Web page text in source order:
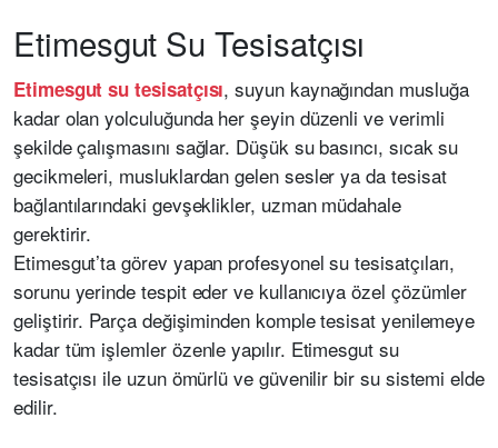
Etimesgut Su Tesisatçısı
Etimesgut su tesisatçısı, suyun kaynağından musluğa
kadar olan yolculuğunda her şeyin düzenli ve verimli
şekilde çalışmasını sağlar. Düşük su basıncı, sıcak su
gecikmeleri, musluklardan gelen sesler ya da tesisat
bağlantılarındaki gevşeklikler, uzman müdahale
gerektirir.
Etimesgut’ta görev yapan profesyonel su tesisatçıları,
sorunu yerinde tespit eder ve kullanıcıya özel çözümler
geliştirir. Parça değişiminden komple tesisat yenilemeye
kadar tüm işlemler özenle yapılır. Etimesgut su
tesisatçısı ile uzun ömürlü ve güvenilir bir su sistemi elde
edilir.